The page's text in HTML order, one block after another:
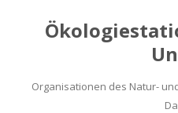
Organisationen des Natur-